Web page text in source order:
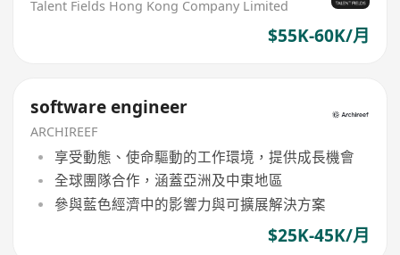
Talent Fields Hong Kong Company Limited
$55K-60K/月
software engineer
ARCHIREEF
享受動態、使命驅動的工作環境，提供成長機會
全球團隊合作，涵蓋亞洲及中東地區
參與藍色經濟中的影響力與可擴展解決方案
$25K-45K/月